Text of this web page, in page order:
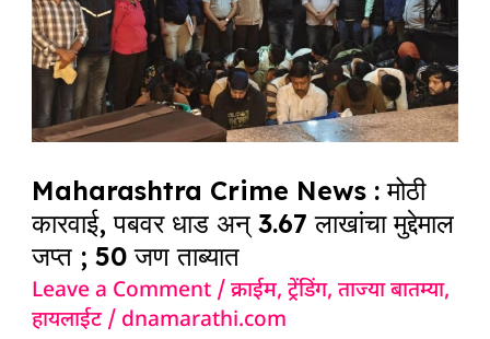
Maharashtra Crime News : मोठी
कारवाई, पबवर धाड अन् 3.67 लाखांचा मुद्देमाल
जप्त ; 50 जण ताब्यात
Leave a Comment /क्राईम,ट्रेंडिंग,ताज्या बातम्या,
हायलाईट/ dnamarathi.com
:
मोठी
कारवाई,
पबवर
धाड
अन्
3.67
लाखांचा
मुद्देमाल
जप्त